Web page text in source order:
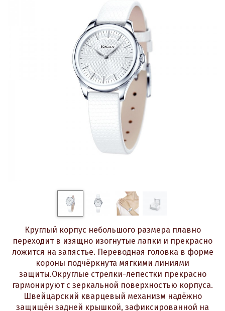
Круглый корпус небольшого размера плавно
переходит в изящно изогнутые лапки и прекрасно
ложится на запястье. Переводная головка в форме
короны подчёркнута мягкими линиями
защиты.Округлые стрелки-лепестки прекрасно
гармонируют с зеркальной поверхностью корпуса.
Швейцарский кварцевый механизм надёжно
защищён задней крышкой, зафиксированной на